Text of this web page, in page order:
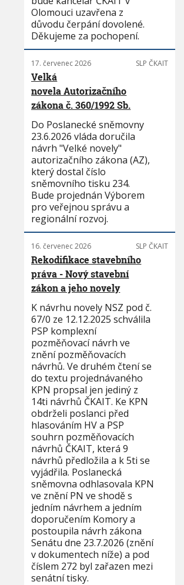
Olomouci uzavřena z
důvodu čerpání dovolené.
Děkujeme za pochopení.
17. červenec 2026 SLP ČKAIT
Velká
novela Autorizačního
zákona č. 360/1992 Sb.
Do Poslanecké sněmovny
23.6.2026 vláda doručila
návrh "Velké novely"
autorizačního zákona (AZ),
který dostal číslo
sněmovního tisku 234.
Bude projednán Výborem
pro veřejnou správu a
regionální rozvoj.
16. červenec 2026 SLP ČKAIT
Rekodifikace stavebního
práva - Nový stavební
zákon a jeho novely
K návrhu novely NSZ pod č.
67/0 ze 12.12.2025 schválila
PSP komplexní
pozměňovací návrh ve
znění pozměňovacích
návrhů. Ve druhém čtení se
do textu projednávaného
KPN propsal jen jediný z
14ti návrhů ČKAIT. Ke KPN
obdrželi poslanci před
hlasováním HV a PSP
souhrn pozměňovacích
návrhů ČKAIT, která 9
návrhů předložila a k 5ti se
vyjádřila. Poslanecká
sněmovna odhlasovala KPN
ve znění PN ve shodě s
jedním návrhem a jedním
doporučením Komory a
postoupila návrh zákona
Senátu dne 23.7.2026 (znění
v dokumentech níže) a pod
číslem 272 byl zařazen mezi
senátní tisky.